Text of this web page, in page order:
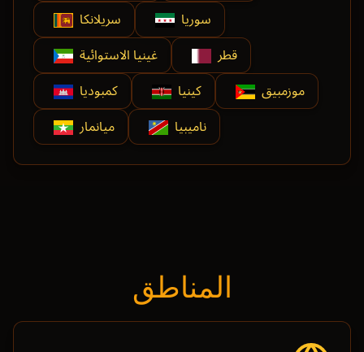
سريلانكا
سوريا
غينيا الاستوائية
قطر
كمبوديا
كينيا
موزمبيق
ميانمار
ناميبيا
المناطق